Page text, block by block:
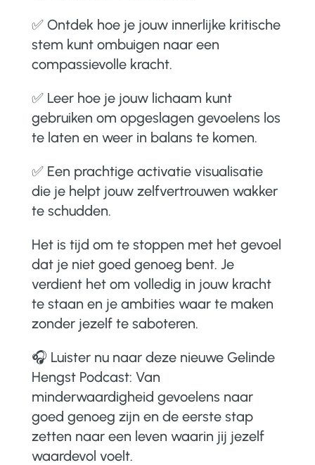
✅ Ontdek hoe je jouw innerlijke kritische
stem kunt ombuigen naar een
compassievolle kracht.
✅ Leer hoe je jouw lichaam kunt
gebruiken om opgeslagen gevoelens los
te laten en weer in balans te komen.
✅ Een prachtige activatie visualisatie
die je helpt jouw zelfvertrouwen wakker
te schudden.
Het is tijd om te stoppen met het gevoel
dat je niet goed genoeg bent. Je
verdient het om volledig in jouw kracht
te staan en je ambities waar te maken
zonder jezelf te saboteren.
🎧 Luister nu naar deze nieuwe Gelinde
Hengst Podcast: Van
minderwaardigheid gevoelens naar
goed genoeg zijn en de eerste stap
zetten naar een leven waarin jij jezelf
waardevol voelt.